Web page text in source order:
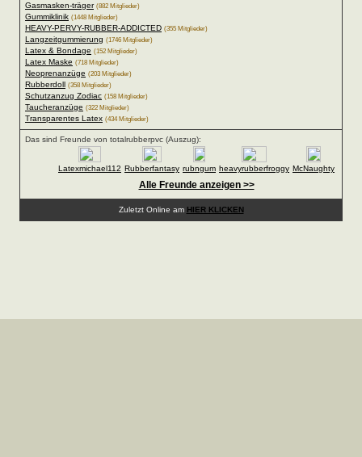
Gasmasken-träger (882 Mitglieder)
Gummiklinik (1448 Mitglieder)
HEAVY-PERVY-RUBBER-ADDICTED (355 Mitglieder)
Langzeitgummierung (1746 Mitglieder)
Latex & Bondage (152 Mitglieder)
Latex Maske (718 Mitglieder)
Neoprenanzüge (203 Mitglieder)
Rubberdoll (358 Mitglieder)
Schutzanzug Zodiac (158 Mitglieder)
Taucheranzüge (322 Mitglieder)
Transparentes Latex (434 Mitglieder)
Das sind Freunde von totalrubberpvc (Auszug):
Latexmichael112 Rubberfantasy rubngum heavyrubberfroggy McNaughty
Alle Freunde anzeigen >>
Zuletzt Online am HIER KLICKEN